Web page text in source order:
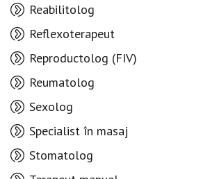
Reabilitolog
Reflexoterapeut
Reproductolog (FIV)
Reumatolog
Sexolog
Specialist în masaj
Stomatolog